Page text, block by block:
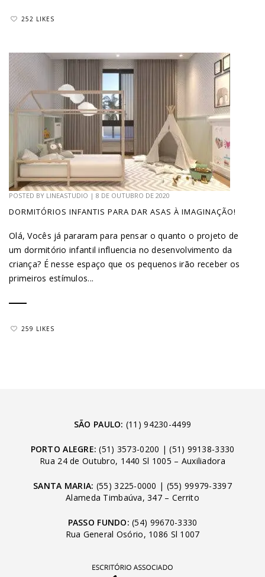
252 LIKES
POSTED BY LINEASTUDIO | 8 DE OUTUBRO DE 2020
DORMITÓRIOS INFANTIS PARA DAR ASAS À IMAGINAÇÃO!
Olá, Vocês já pararam para pensar o quanto o projeto de
um dormitório infantil influencia no desenvolvimento da
criança? É nesse espaço que os pequenos irão receber os
primeiros estímulos...
259 LIKES
SÃO PAULO: (11) 94230-4499
PORTO ALEGRE: (51) 3573-0200 |(51) 99138-3330
Rua 24 de Outubro, 1440 Sl 1005 – Auxiliadora
SANTA MARIA: (55) 3225-0000 | (55) 99979-3397
Alameda Timbaúva, 347 – Cerrito
PASSO FUNDO: (54) 99670-3330
Rua General Osório, 1086 Sl 1007